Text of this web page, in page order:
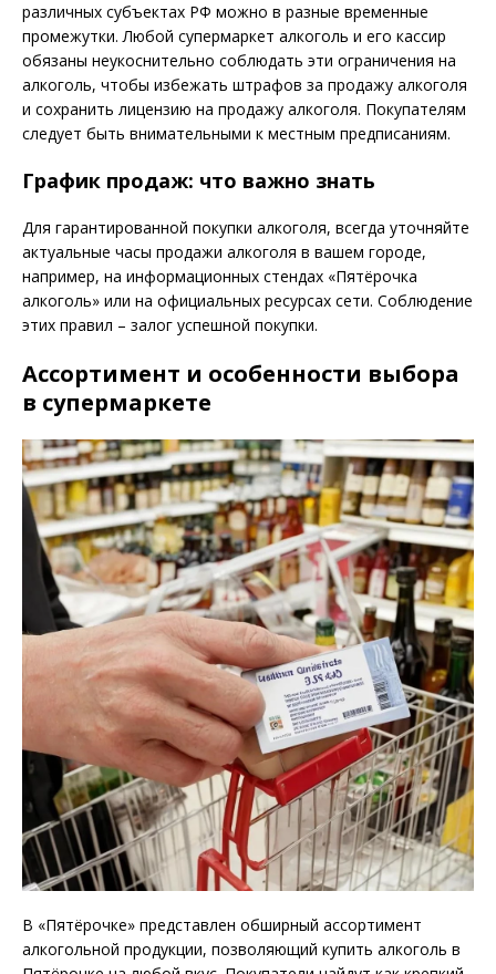
различных субъектах РФ можно в разные временные
промежутки. Любой супермаркет алкоголь и его кассир
обязаны неукоснительно соблюдать эти ограничения на
алкоголь, чтобы избежать штрафов за продажу алкоголя
и сохранить лицензию на продажу алкоголя. Покупателям
следует быть внимательными к местным предписаниям.
График продаж: что важно знать
Для гарантированной покупки алкоголя, всегда уточняйте
актуальные часы продажи алкоголя в вашем городе,
например, на информационных стендах «Пятёрочка
алкоголь» или на официальных ресурсах сети. Соблюдение
этих правил – залог успешной покупки.
Ассортимент и особенности выбора
в супермаркете
В «Пятёрочке» представлен обширный ассортимент
алкогольной продукции, позволяющий купить алкоголь в